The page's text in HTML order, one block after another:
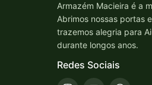
Armazém Macieira é a
Abrimos nossas portas
trazemos alegria para
durante longos anos.
Redes Sociais